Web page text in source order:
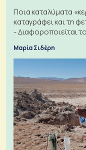
Ποια καταλύματα
καταγράφει και τη
- Διαφοροποιείται
Μαρία Σιδέρη